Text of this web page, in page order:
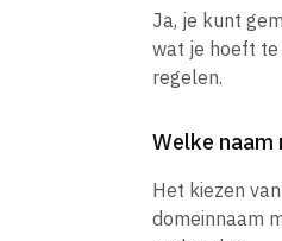
Ja, je kunt
wat je hoeft te
regelen.
Welke naam
Het kiezen
domeinnaam